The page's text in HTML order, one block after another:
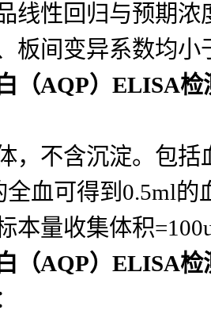
线性回归与预期浓
板间变异系数均小
（AQP）ELISA检
，不含沉淀。包
血可得到0.5ml的
本量收集体积
（AQP）ELISA检